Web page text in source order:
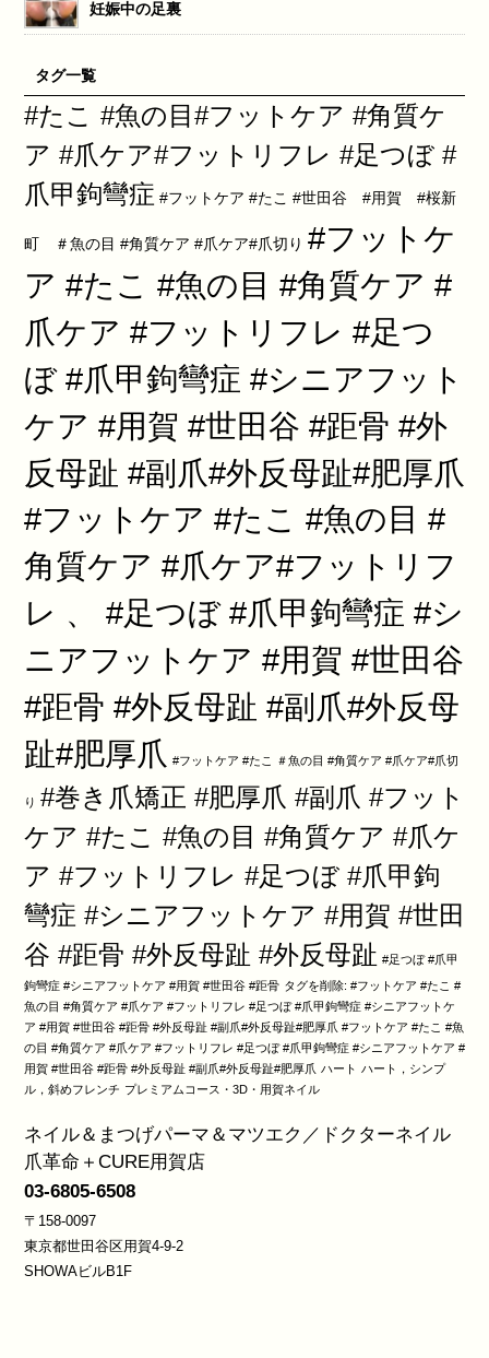
妊娠中の足裏
タグ一覧
#たこ #魚の目#フットケア #角質ケ
ア #爪ケア#フットリフレ #足つぼ #
爪甲鉤彎症 #フットケア #たこ #世田谷 #用賀 #桜新
町 ＃魚の目 #角質ケア #爪ケア#爪切り #フットケ
ア #たこ #魚の目 #角質ケア #
爪ケア #フットリフレ #足つ
ぼ #爪甲鉤彎症 #シニアフット
ケア #用賀 #世田谷 #距骨 #外
反母趾 #副爪#外反母趾#肥厚爪
#フットケア #たこ #魚の目 #
角質ケア #爪ケア#フットリフ
レ 、 #足つぼ #爪甲鉤彎症 #シ
ニアフットケア #用賀 #世田谷
#距骨 #外反母趾 #副爪#外反母
趾#肥厚爪 #フットケア #たこ ＃魚の目 #角質ケア #爪ケア#爪切
り #巻き爪矯正 #肥厚爪 #副爪 #フット
ケア #たこ #魚の目 #角質ケア #爪ケ
ア #フットリフレ #足つぼ #爪甲鉤
彎症 #シニアフットケア #用賀 #世田
谷 #距骨 #外反母趾 #外反母趾 #足つぼ #爪甲
鉤彎症 #シニアフットケア #用賀 #世田谷 #距骨 タグを削除: #フットケア #たこ #
魚の目 #角質ケア #爪ケア #フットリフレ #足つぼ #爪甲鉤彎症 #シニアフットケ
ア #用賀 #世田谷 #距骨 #外反母趾 #副爪#外反母趾#肥厚爪 #フットケア #たこ #魚
の目 #角質ケア #爪ケア #フットリフレ #足つぼ #爪甲鉤彎症 #シニアフットケア #
用賀 #世田谷 #距骨 #外反母趾 #副爪#外反母趾#肥厚爪 ハート ハート，シンプ
ル，斜めフレンチ プレミアムコース・3D・用賀ネイル
ネイル＆まつげパーマ＆マツエク／ドクターネイル
爪革命＋CURE用賀店
03-6805-6508
〒158-0097
東京都世田谷区用賀4-9-2
SHOWAビルB1F